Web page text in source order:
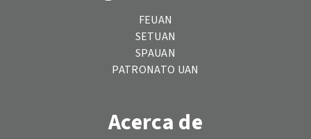
FEUAN
SETUAN
SPAUAN
PATRONATO UAN
Acerca de